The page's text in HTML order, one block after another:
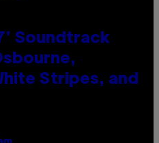
Soundtrack
Stripes, and